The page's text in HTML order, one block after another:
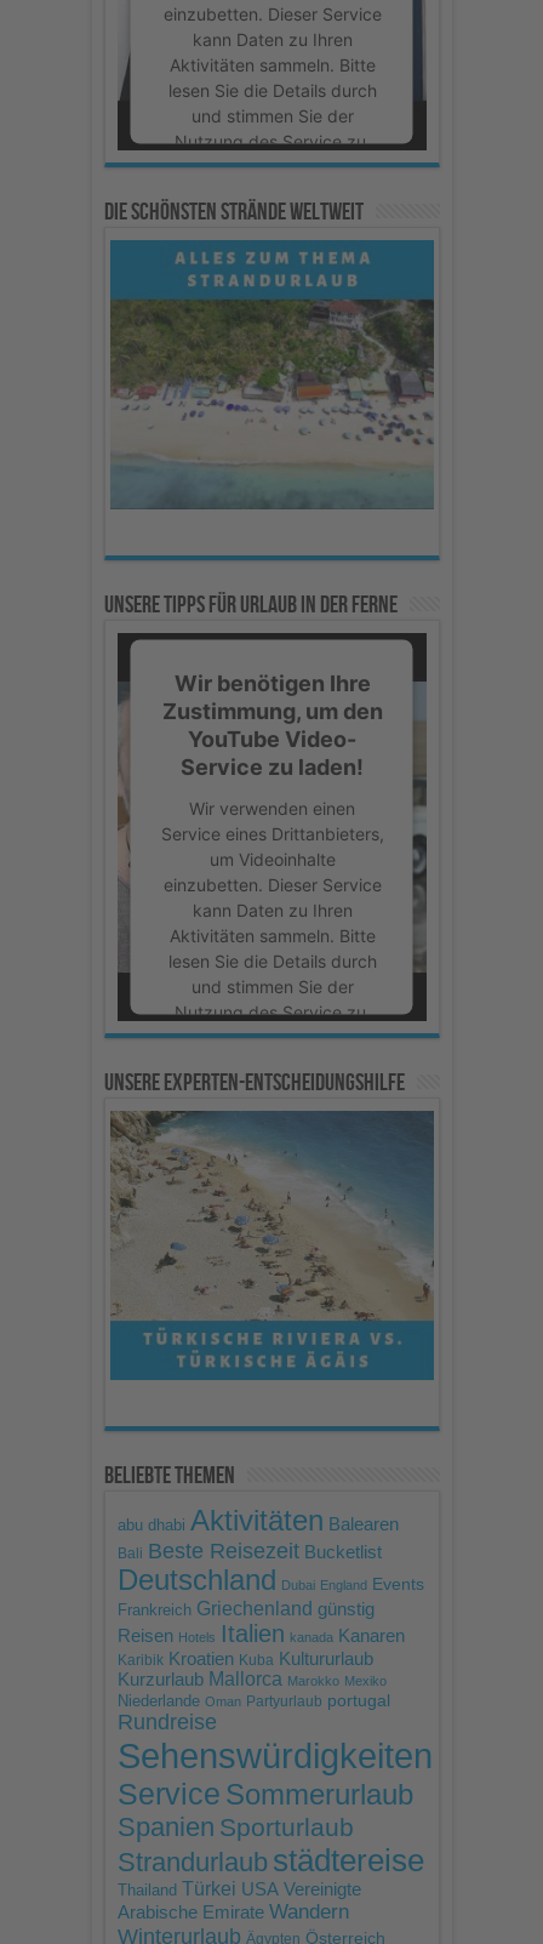
einzubetten. Dieser Service
kann Daten zu Ihren
Aktivitäten sammeln. Bitte
lesen Sie die Details durch
und stimmen Sie der
Nutzung des Service zu,
um dieses Video
Mehr Informationen
Akzeptieren
powered by Usercentrics
Consent Management
Platform
Die schönsten Strände weltweit
Unsere Tipps für Urlaub in der Ferne
Wir benötigen Ihre
Zustimmung, um den
YouTube Video-
Service zu laden!
Wir verwenden einen
Service eines Drittanbieters,
um Videoinhalte
einzubetten. Dieser Service
kann Daten zu Ihren
Aktivitäten sammeln. Bitte
lesen Sie die Details durch
und stimmen Sie der
Nutzung des Service zu,
um dieses Video
Mehr Informationen
Akzeptieren
powered byUsercentrics
Consent Management
Platform
Unsere Experten-Entscheidungshilfe
Beliebte Themen
abu dhabi Aktivitäten Balearen
Bali Beste Reisezeit Bucketlist
Deutschland Dubai England Events
Frankreich Griechenland günstig
Reisen Hotels Italien kanada Kanaren
Karibik Kroatien Kuba Kultururlaub
Kurzurlaub Mallorca Marokko Mexiko
Niederlande Oman Partyurlaub portugal
Rundreise
Sehenswürdigkeiten
Service Sommerurlaub
Spanien Sporturlaub
Strandurlaub städtereise
Thailand Türkei USA Vereinigte
Arabische Emirate Wandern
Winterurlaub Ägypten Österreich